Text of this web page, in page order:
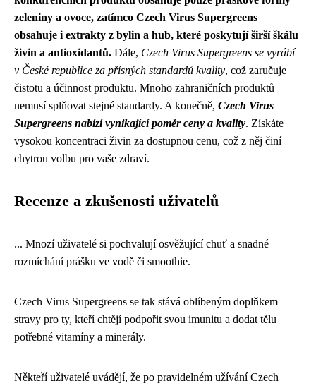
zeleniny a ovoce, zatímco Czech Virus Supergreens
obsahuje i extrakty z bylin a hub, které poskytují širší škálu
živin a antioxidantů. Dále, Czech Virus Supergreens se vyrábí
v České republice za přísných standardů kvality, což zaručuje
čistotu a účinnost produktu. Mnoho zahraničních produktů
nemusí splňovat stejné standardy. A konečně, Czech Virus
Supergreens nabízí vynikající poměr ceny a kvality. Získáte
vysokou koncentraci živin za dostupnou cenu, což z něj činí
chytrou volbu pro vaše zdraví.
Recenze a zkušenosti uživatelů
... Mnozí uživatelé si pochvalují osvěžující chuť a snadné
rozmíchání prášku ve vodě či smoothie.
Czech Virus Supergreens se tak stává oblíbeným doplňkem
stravy pro ty, kteří chtějí podpořit svou imunitu a dodat tělu
potřebné vitamíny a minerály.
Někteří uživatelé uvádějí, že po pravidelném užívání Czech